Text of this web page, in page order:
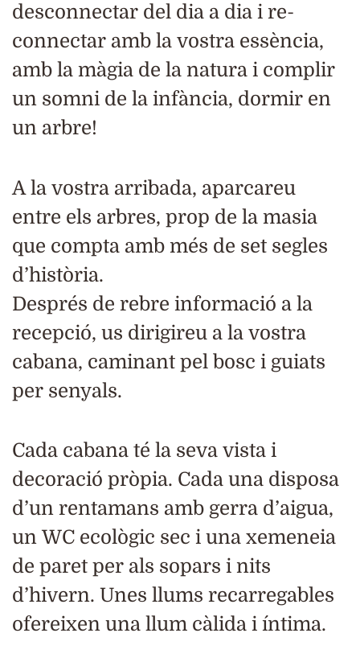
desconnectar del dia a dia i re-
connectar amb la vostra essència,
amb la màgia de la natura i complir
un somni de la infància, dormir en
un arbre!
A la vostra arribada, aparcareu
entre els arbres, prop de la masia
que compta amb més de set segles
d’història.
Després de rebre informació a la
recepció, us dirigireu a la vostra
cabana, caminant pel bosc i guiats
per senyals.
Cada cabana té la seva vista i
decoració pròpia. Cada una disposa
d’un rentamans amb gerra d’aigua,
un WC ecològic sec i una xemeneia
de paret per als sopars i nits
d’hivern. Unes llums recarregables
ofereixen una llum càlida i íntima.